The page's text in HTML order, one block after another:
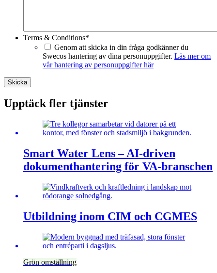
Terms & Conditions*
Genom att skicka in din fråga godkänner du
Swecos hantering av dina personuppgifter. Läs mer om
vår hantering av personuppgifter här
Skicka
Upptäck fler tjänster
Smart Water Lens – AI-driven
dokumenthantering för VA-branschen
Utbildning inom CIM och CGMES
Grön omställning